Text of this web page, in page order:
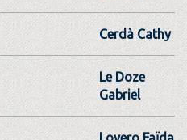
Cerdà Cathy
Le Doze
Gabriel